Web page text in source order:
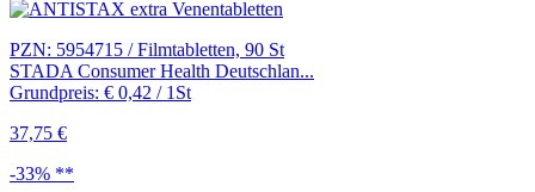
PZN: 5954715 / Filmtabletten, 90 St
STADA Consumer Health Deutschlan...
Grundpreis: € 0,42 / 1St
37,75 €
-33% **